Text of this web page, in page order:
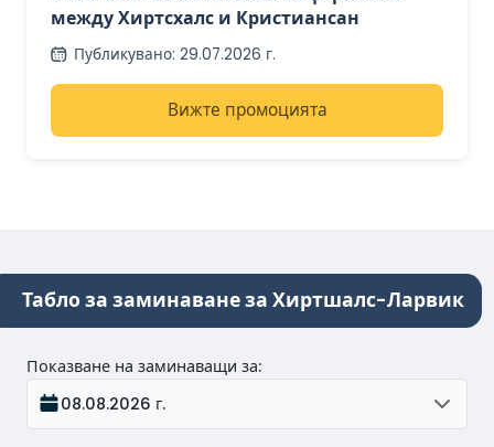
между Хиртсхалс и Кристиансан
Публикувано: 29.07.2026 г.
Вижте промоцията
Табло за заминаване за Хиртшалс-Ларвик
Показване на заминаващи за:
08.08.2026 г.